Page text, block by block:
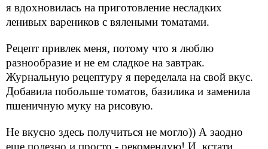
я вдохновилась на приготовление несладких
ленивых вареников с вялеными томатами.
Рецепт привлек меня, потому что я люблю
разнообразие и не ем сладкое на завтрак.
Журнальную рецептуру я переделала на свой вкус.
Добавила побольше томатов, базилика и заменила
пшеничную муку на рисовую.
Не вкусно здесь получиться не могло)) А заодно
еще полезно и просто - рекомендую! И, кстати,